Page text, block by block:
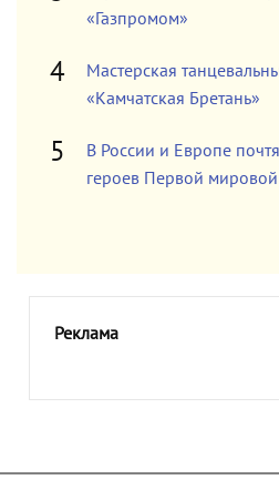
«Газпромом»
Мастерская
«Камчатская Бретань»
В России и Европе
героев Первой
Реклама